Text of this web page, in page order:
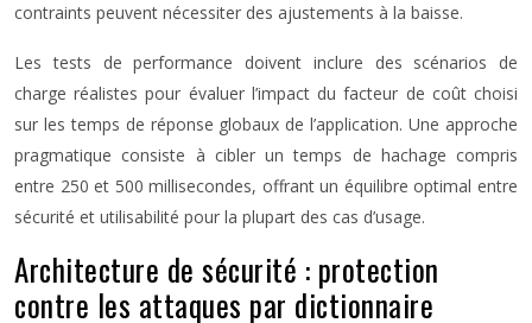
contraints peuvent nécessiter des ajustements à la baisse.
Les tests de performance doivent inclure des scénarios de
charge réalistes pour évaluer l’impact du facteur de coût choisi
sur les temps de réponse globaux de l’application. Une approche
pragmatique consiste à cibler un temps de hachage compris
entre 250 et 500 millisecondes, offrant un équilibre optimal entre
sécurité et utilisabilité pour la plupart des cas d’usage.
Architecture de sécurité : protection
contre les attaques par dictionnaire